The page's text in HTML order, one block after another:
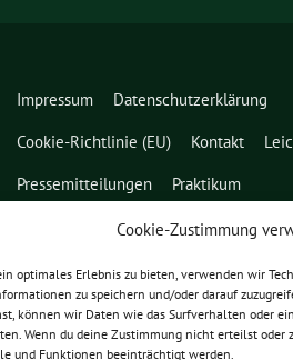
Cookie-Zustimmung
optimales Erlebnis zu bieten, verwenden wir
zu speichern und/oder darauf
können wir Daten wie das Surfverhalten oder
Wenn du deine Zustimmung nicht erteilst oder
und Funktionen beeinträchtigt werden.
Impressum
Datenschutzerklärung
Cookie-Richtlinie (EU)
Kontakt
Pressemitteilungen
Praktikum